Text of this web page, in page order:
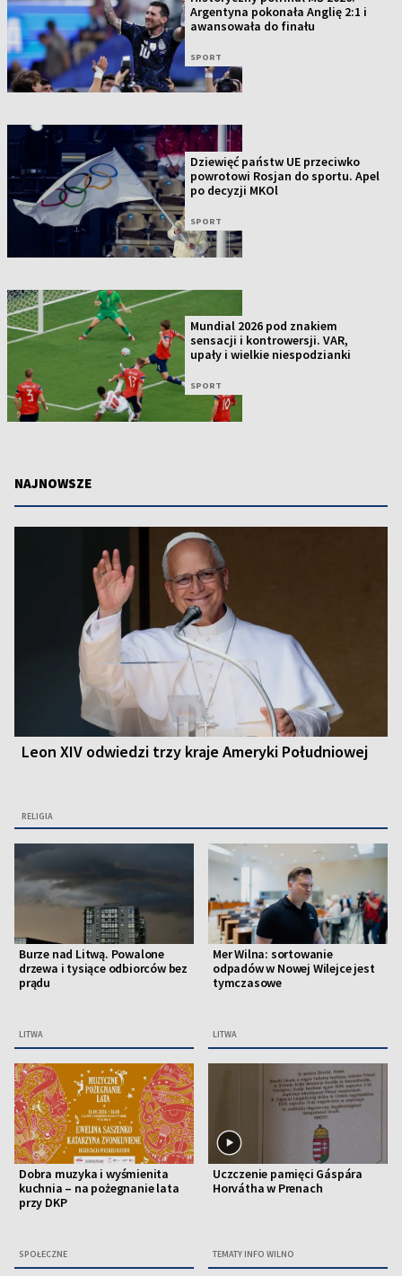
Argentyna pokonała Anglię 2:1 i
awansowała do finału
SPORT
Dziewięć państw UE przeciwko
powrotowi Rosjan do sportu. Apel
po decyzji MKOl
SPORT
Mundial 2026 pod znakiem
sensacji i kontrowersji. VAR,
upały i wielkie niespodzianki
SPORT
NAJNOWSZE
Leon XIV odwiedzi trzy kraje Ameryki Południowej
RELIGIA
Burze nad Litwą. Powalone
drzewa i tysiące odbiorców bez
prądu
LITWA
Mer Wilna: sortowanie
odpadów w Nowej Wilejce jest
tymczasowe
LITWA
Dobra muzyka i wyśmienita
kuchnia – na pożegnanie lata
przy DKP
SPOŁECZNE
Uczczenie pamięci Gáspára
Horvátha w Prenach
TEMATY INFO WILNO